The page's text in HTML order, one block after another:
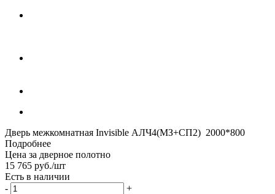
Дверь межкомнатная Invisible АЛЧ4(МЗ+СП2) 2000*800
Подробнее
Цена за дверное полотно
15 765 руб./шт
Есть в наличии
-
+